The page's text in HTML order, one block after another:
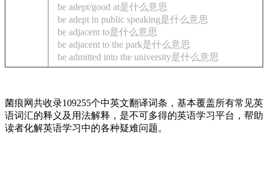
be adept/good at是什么意思
be adept in public speaking是什么意思
be adjacent to是什么意思
be adjacent to the park是什么意思
be admitted into the university是什么意思
菌痕网共收录109255个中英文翻译词条，基本覆盖所有常见英
语词汇的释义及用法解释，是不可多得的英语学习平台，帮助
读者化解英语学习中的各种疑难问题。